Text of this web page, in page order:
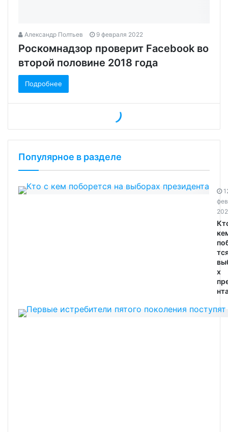
Александр Полтьев 9 февраля 2022
Роскомнадзор проверит Facebook во
второй половине 2018 года‍
Подробнее
Популярное в разделе
х